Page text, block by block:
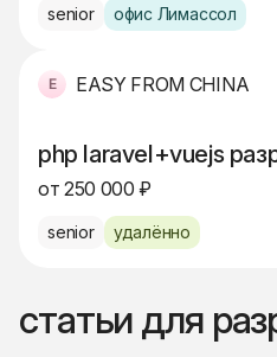
senior офис Лимассол
EASY FROM CHINA
php laravel+vuejs
от 250 000 ₽
senior удалённо
статьи для